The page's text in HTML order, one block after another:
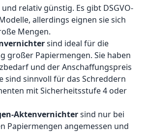
relativ günstig. Es gibt DSGVO-
allerdings eignen sie sich
Mengen.
sind ideal für die
großer Papiermengen. Sie haben
und der Anschaffungspreis
sind sinnvoll für das Schreddern
mit Sicherheitsstufe 4 oder
Aktenvernichtersind nur bei
Papiermengen angemessen und